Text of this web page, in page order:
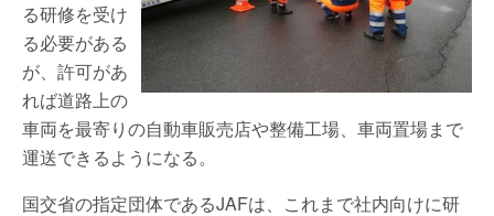
る研修を受け
る必要がある
が、許可があ
れば道路上の
車両を最寄りの自動車販売店や整備工場、車両置場まで
運送できるようになる。
国交省の指定団体であるJAFは、これまで社内向けに研